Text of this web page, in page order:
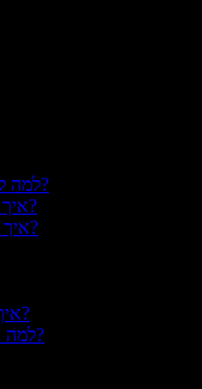
למה לפעמים האודיו והווידאו יוצאים מסנכרון?
איך מתקנים בעיות סנכרון בין וידאו לסאונד?
איך לסנכרן סאונד ווידאו מסרטים לטלוויזיה?
איך לגרום לסאונד ווידאו להיות מסונכרנים?
למה הווידאו והסאונד לא מסונכרנים במחשב?